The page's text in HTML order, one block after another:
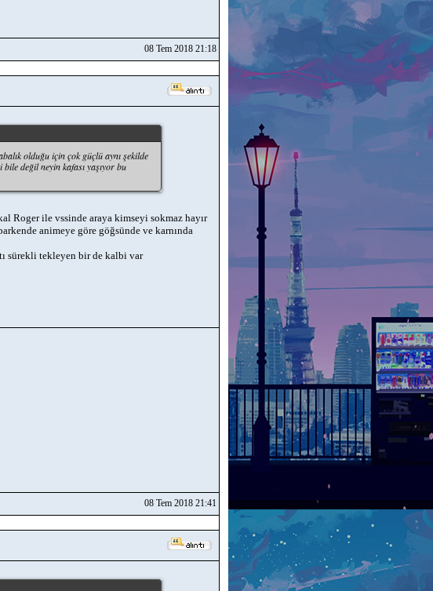
08 Tem 2018 21:18
olduğu için çok güçlü aynı şekilde
değil neyin kafası yaşıyor bu
Roger ile vssinde araya kimseyi sokmaz hayır
animeye göre göğsünde ve karnında
sürekli tekleyen bir de kalbi var
08 Tem 2018 21:41